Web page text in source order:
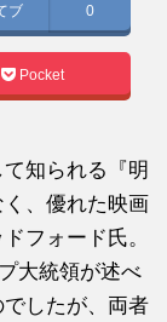
ブ 0
Pocket
知られる『明
、優れた映画
フォード氏。
大統領が述べ
したが、両者